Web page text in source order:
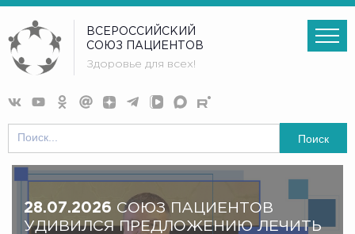
ВСЕРОССИЙСКИЙ
СОЮЗ ПАЦИЕНТОВ
Здоровье для всех!
Поиск
28.07.2026 СОЮЗ ПАЦИЕНТОВ
УДИВИЛСЯ ПРЕДЛОЖЕНИЮ ЛЕЧИТЬ